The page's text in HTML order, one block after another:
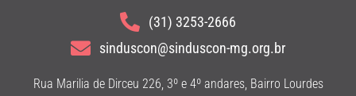
(31) 3253-2666
sinduscon@sinduscon-mg.org.br
Rua Marilia de Dirceu 226, 3º e 4º andares, Bairro Lourdes